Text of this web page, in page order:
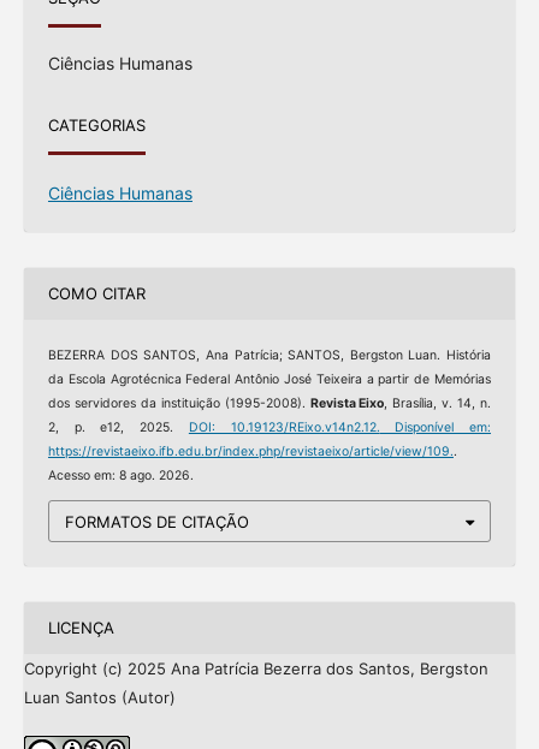
Ciências Humanas
CATEGORIAS
Ciências Humanas
COMO CITAR
BEZERRA DOS SANTOS, Ana Patrícia; SANTOS, Bergston Luan. História
da Escola Agrotécnica Federal Antônio José Teixeira a partir de Memórias
dos servidores da instituição (1995-2008). Revista Eixo, Brasília, v. 14, n.
2, p. e12, 2025. DOI: 10.19123/REixo.v14n2.12. Disponível em:
https://revistaeixo.ifb.edu.br/index.php/revistaeixo/article/view/109..
Acesso em: 8 ago. 2026.
FORMATOS DE CITAÇÃO
LICENÇA
Copyright (c) 2025 Ana Patrícia Bezerra dos Santos, Bergston
Luan Santos (Autor)